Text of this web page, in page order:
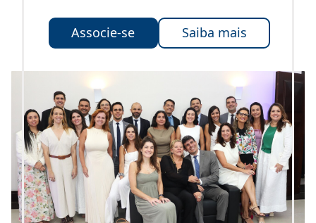
Associe-se Saiba mais